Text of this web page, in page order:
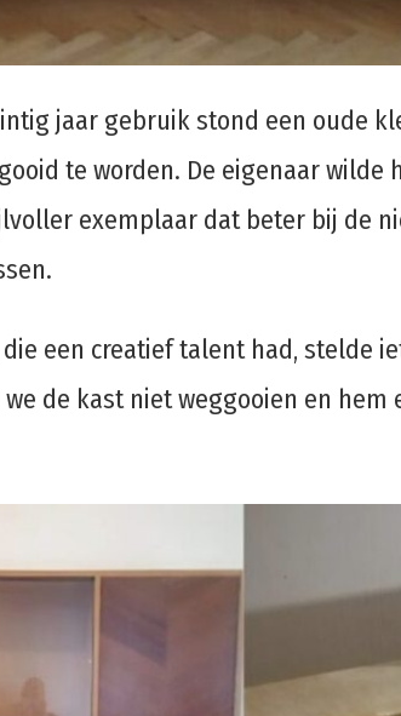
jaar gebruik stond een oude
te worden. De eigenaar wilde
exemplaar dat beter bij de
een creatief talent had, stelde
de kast niet weggooien en hem